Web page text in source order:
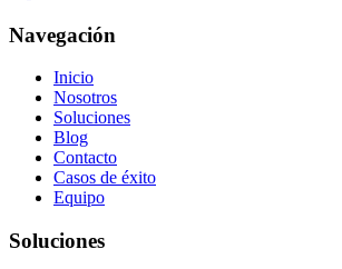
Navegación
Inicio
Nosotros
Soluciones
Blog
Contacto
Casos de éxito
Equipo
Soluciones